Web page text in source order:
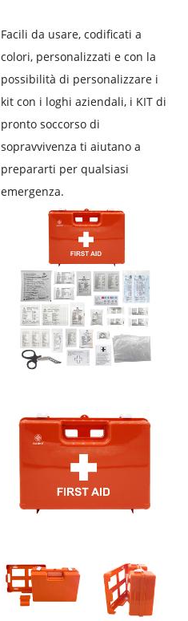
Facili da usare, codificati a
colori, personalizzati e con la
possibilità di personalizzare i
kit con i loghi aziendali, i KIT di
pronto soccorso di
sopravvivenza ti aiutano a
prepararti per qualsiasi
emergenza.